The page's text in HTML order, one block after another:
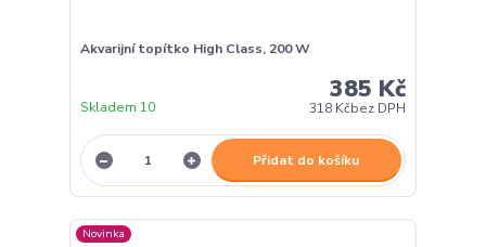
Akvarijní topítko High Class, 200 W
385 Kč
318 Kčbez DPH
Skladem 10
Přidat do košíku
Novinka